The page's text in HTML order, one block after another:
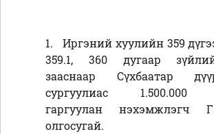
1.Иргэний хуулийн 359
359.1, 360 дугаар
зааснаар Сүхбаатар
сургуулиас 1.500.000
гаргуулан нэхэмжлэгч
олгосугай.